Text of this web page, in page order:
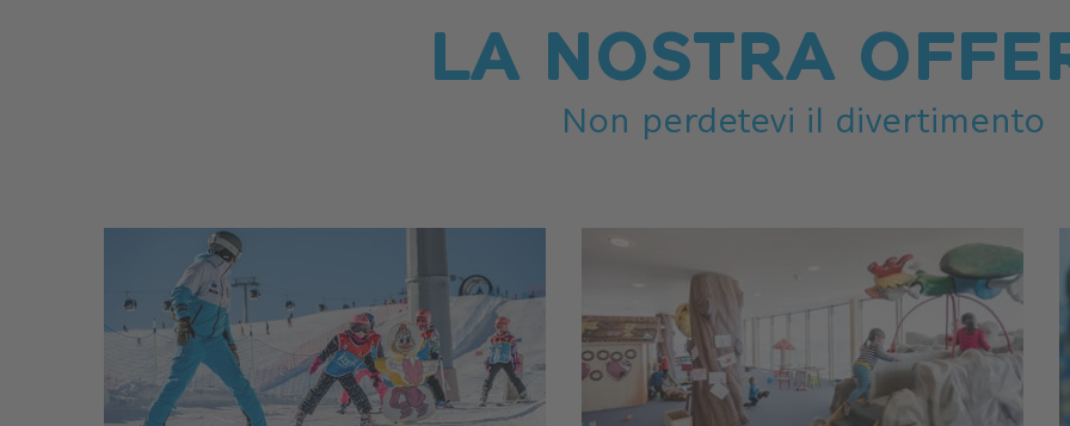
LA NOSTRA
Non perdetevi il divertimento